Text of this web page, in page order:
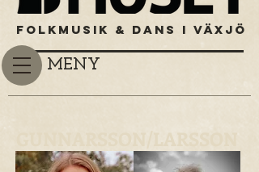
MENY
FOLKMUSIK & DANS I VÄXJÖ
GUNNARSSON/LARSSON